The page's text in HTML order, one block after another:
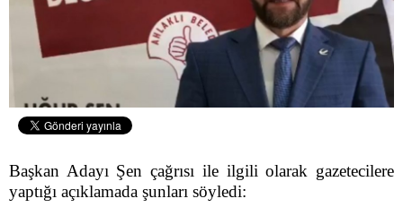
Başkan Adayı Şen çağrısı ile ilgili olarak gazetecilere
yaptığı açıklamada şunları söyledi: